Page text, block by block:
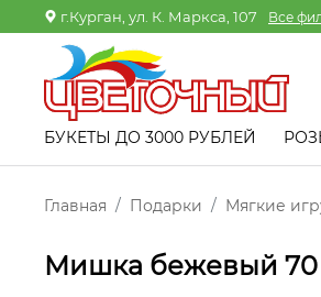
г.Курган, ул. К. Маркса, 107 Все
БУКЕТЫ ДО 3000 РУБЛЕЙ
Главная Подарки Мягкие
Мишка бежевый